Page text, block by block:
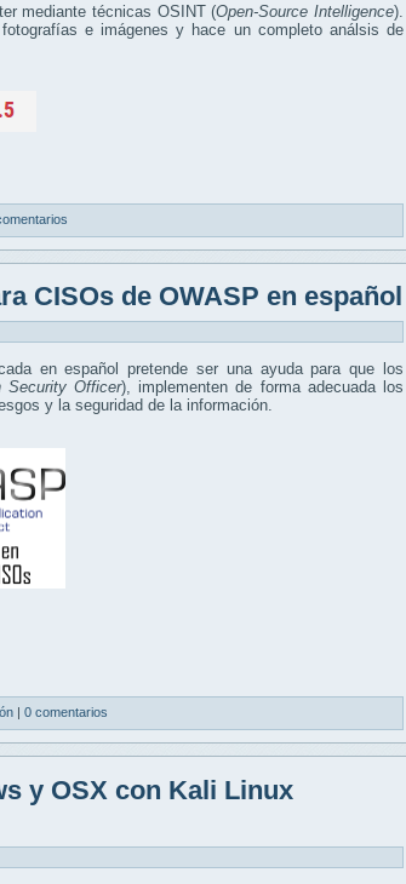
mediante técnicas OSINT (Open-Source Intelligence).
e imágenes y hace un completo análsis de
CISOs de OWASP en español
en español pretende ser una ayuda para que los
Security Officer), implementen de forma adecuada los
y la seguridad de la información.
0 comentarios
y OSX con Kali Linux